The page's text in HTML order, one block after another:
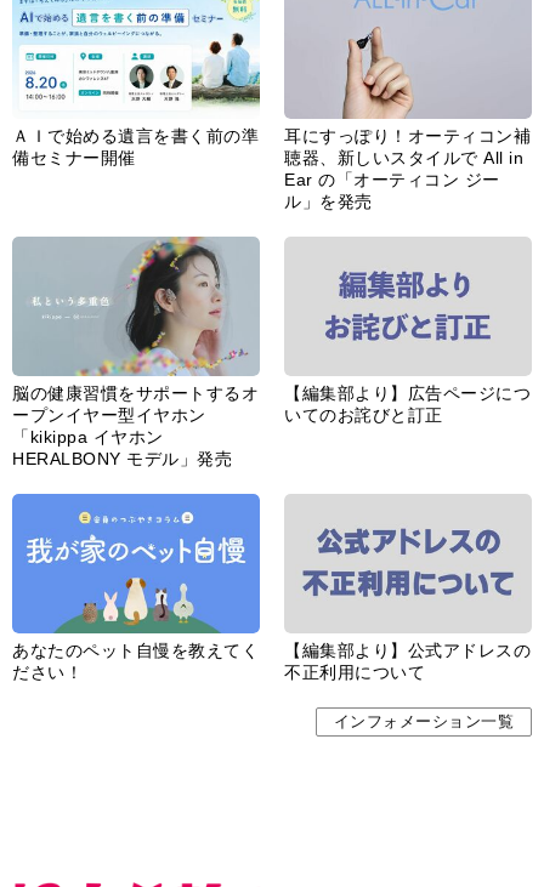
ＡＩで始める遺言を書く前の準
備セミナー開催
耳にすっぽり！オーティコン補
聴器、新しいスタイルで All in
Ear の「オーティコン ジー
ル」を発売
脳の健康習慣をサポートするオ
ープンイヤー型イヤホン
「kikippa イヤホン
HERALBONY モデル」発売
【編集部より】広告ページにつ
いてのお詫びと訂正
あなたのペット自慢を教えてく
ださい！
【編集部より】公式アドレスの
不正利用について
インフォメーション一覧